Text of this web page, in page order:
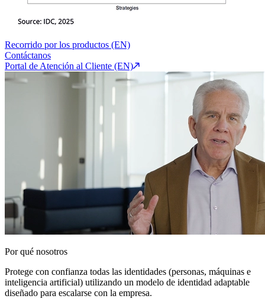
Recorrido por los productos (EN)
Contáctanos
Portal de Atención al Cliente (EN)
Por qué nosotros
Protege con confianza todas las identidades (personas, máquinas e
inteligencia artificial) utilizando un modelo de identidad adaptable
diseñado para escalarse con la empresa.